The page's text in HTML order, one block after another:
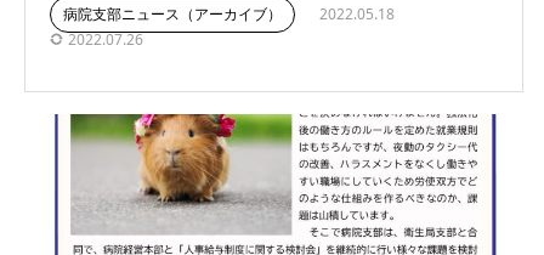
病院支部ニュース（アーカイブ）
2022.05.18
2022.07.26